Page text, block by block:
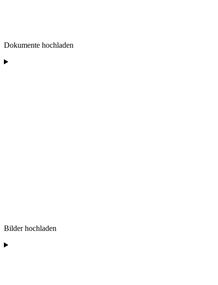
Dokumente hochladen
Bilder hochladen